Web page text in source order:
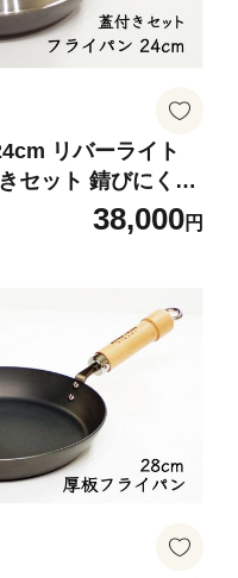
リバーライト
セット 錆びにくい
お手入れ簡単 フラ
具 キッチン用品 千
38,000円